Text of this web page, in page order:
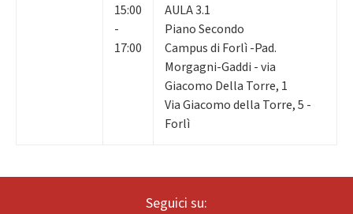
15:00
-
17:00
AULA 3.1
Piano Secondo
Campus di Forlì -Pad.
Morgagni-Gaddi - via
Giacomo Della Torre, 1
Via Giacomo della Torre, 5 -
Forlì
Seguici su: